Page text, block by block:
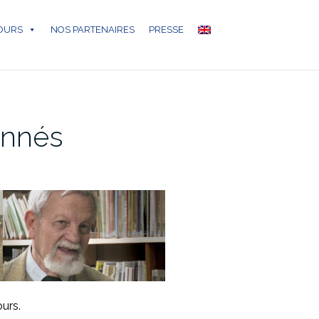
NOS PARTENAIRES PRESSE